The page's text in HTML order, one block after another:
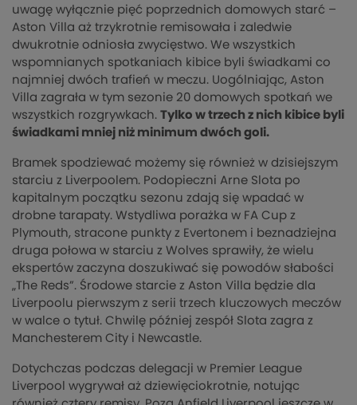
uwagę wyłącznie pięć poprzednich domowych starć –
Aston Villa aż trzykrotnie remisowała i zaledwie
dwukrotnie odniosła zwycięstwo. We wszystkich
wspomnianych spotkaniach kibice byli świadkami co
najmniej dwóch trafień w meczu. Uogólniając, Aston
Villa zagrała w tym sezonie 20 domowych spotkań we
wszystkich rozgrywkach. Tylko w trzech z nich kibice byli
świadkami mniej niż minimum dwóch goli.
Bramek spodziewać możemy się również w dzisiejszym
starciu z Liverpoolem. Podopieczni Arne Slota po
kapitalnym początku sezonu zdają się wpadać w
drobne tarapaty. Wstydliwa porażka w FA Cup z
Plymouth, stracone punkty z Evertonem i beznadziejna
druga połowa w starciu z Wolves sprawiły, że wielu
ekspertów zaczyna doszukiwać się powodów słabości
„The Reds”. Środowe starcie z Aston Villa będzie dla
Liverpoolu pierwszym z serii trzech kluczowych meczów
w walce o tytuł. Chwilę później zespół Slota zagra z
Manchesterem City i Newcastle.
Dotychczas podczas delegacji w Premier League
Liverpool wygrywał aż dziewięciokrotnie, notując